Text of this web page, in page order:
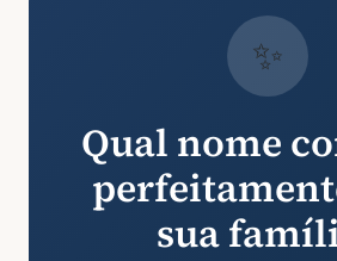
✨
Qual nome
sua